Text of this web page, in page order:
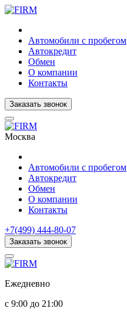
Автомобили с пробегом
Автокредит
Обмен
О компании
Контакты
Заказать звонок
Москва
Автомобили с пробегом
Автокредит
Обмен
О компании
Контакты
+7(499) 444-80-07
Заказать звонок
Ежедневно
с 9:00 до 21:00